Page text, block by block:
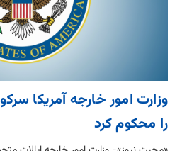
وزارت امور خارجه آمریکا
را محکوم کرد